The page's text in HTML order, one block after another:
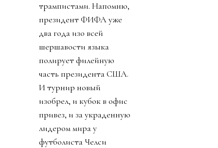
трампистами. Напомню,
президент ФИФА уже
два года изо всей
шершавости языка
полирует филейную
часть президента США.
И турнир новый
изобрел, и кубок в офис
привез, и за украденную
лидером мира у
футболиста Челси